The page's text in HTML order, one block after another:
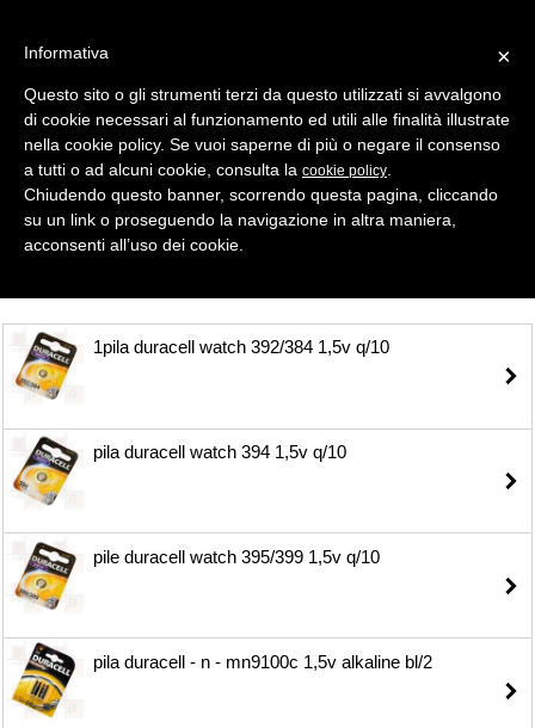
Selezione
PILE
1pila duracell watch 392/384 1,5v q/10
pila duracell watch 394 1,5v q/10
pile duracell watch 395/399 1,5v q/10
pila duracell - n - mn9100c 1,5v alkaline bl/2
×
Informativa
Questo sito o gli strumenti terzi da questo utilizzati si avvalgono
di cookie necessari al funzionamento ed utili alle finalità illustrate
nella cookie policy. Se vuoi saperne di più o negare il consenso
a tutti o ad alcuni cookie, consulta la cookie policy
Chiudendo questo banner, scorrendo questa pagina, cliccando
su un link o proseguendo la navigazione in altra maniera,
acconsenti all’uso dei cookie.